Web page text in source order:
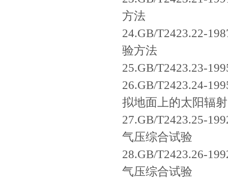
方法
24.GB/T2423.22-
验方法
25.GB/T2423.23-
26.GB/T2423.24-
拟地面上的太阳辐射
27.GB/T2423.25-
气压综合试验
28.GB/T2423.26-
气压综合试验